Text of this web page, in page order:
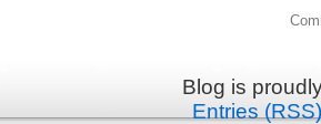
Blog is
Entries (RSS)